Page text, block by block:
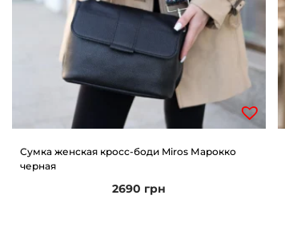
Сумка женская кросс-боди Miros Марокко
черная
2690 грн